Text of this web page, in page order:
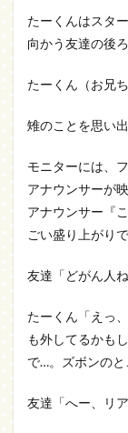
たーくんはスタ
向かう友達の後
たーくん（お兄
雉のことを思い
モニターには、
アナウンサーが
アナウンサー『
ごい盛り上がり
友達「どがん人
たーくん「えっ
も外してるかも
で…。ズボンのと
友達「へー、リ